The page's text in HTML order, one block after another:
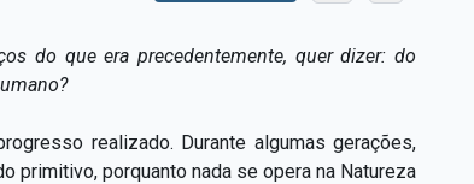
do que era precedentemente, quer dizer: do
realizado. Durante algumas gerações,
primitivo, porquanto nada se opera na Natureza